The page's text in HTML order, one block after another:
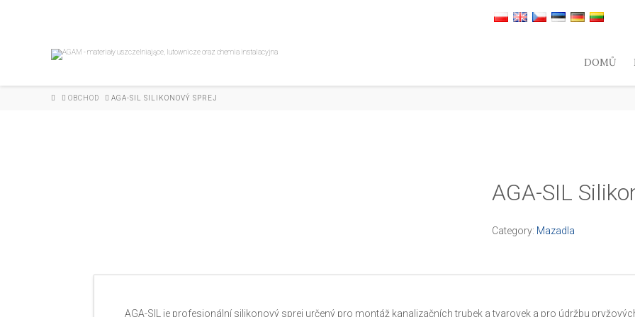
DOMŮ
HOMEOBCHOD AGA-SIL SILIKONOVÝ SPREJ
AGA-SIL
Category: Mazadla
AGA-SIL je profesionální silikonový sprej určený pro montáž kanalizačních trubek a tvarovek a pro údržbu